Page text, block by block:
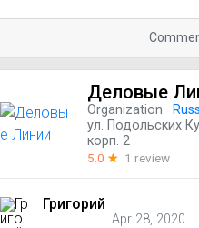
Деловые
Organization ·
ул. Подольских
корп. 2
5.0 ☆ 1 review
Григорий
Apr 28, 2020